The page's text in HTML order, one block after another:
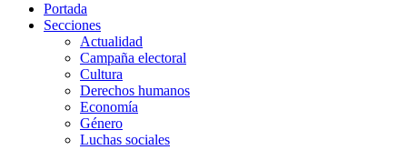
Portada
Secciones
Actualidad
Campaña electoral
Cultura
Derechos humanos
Economía
Género
Luchas sociales